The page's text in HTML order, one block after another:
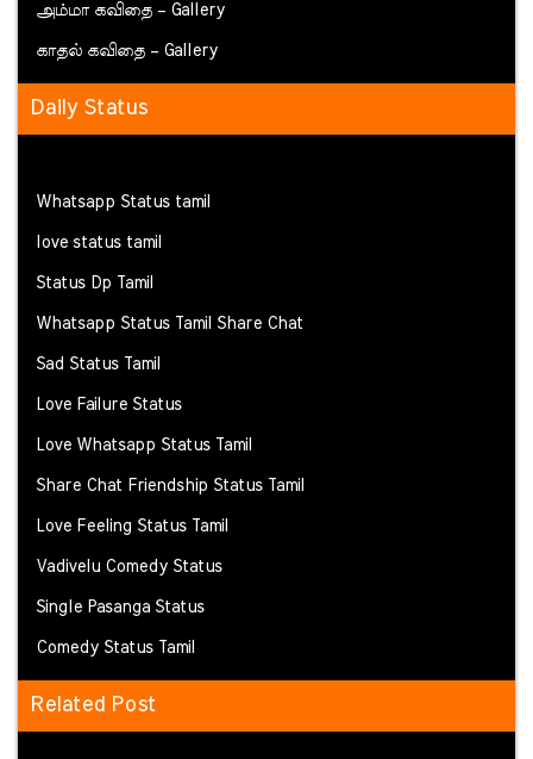
அம்மா கவிதை – Gallery
காதல் கவிதை – Gallery
Daily Status
Whatsapp Status tamil
love status tamil
Status Dp Tamil
Whatsapp Status Tamil Share Chat
Sad Status Tamil
Love Failure Status
Love Whatsapp Status Tamil
Share Chat Friendship Status Tamil
Love Feeling Status Tamil
Vadivelu Comedy Status
Single Pasanga Status
Comedy Status Tamil
Related Post